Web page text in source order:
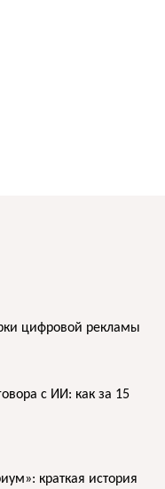
цифровой рекламы
с ИИ: как за 15
краткая история